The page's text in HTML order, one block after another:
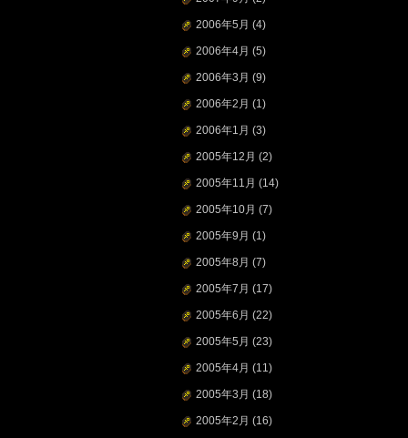
2006年5月 (4)
2006年4月 (5)
2006年3月 (9)
2006年2月 (1)
2006年1月 (3)
2005年12月 (2)
2005年11月 (14)
2005年10月 (7)
2005年9月 (1)
2005年8月 (7)
2005年7月 (17)
2005年6月 (22)
2005年5月 (23)
2005年4月 (11)
2005年3月 (18)
2005年2月 (16)